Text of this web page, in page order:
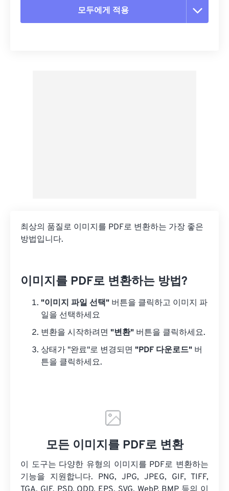
모두에게 적용
최상의 품질로 이미지를 PDF로 변환하는 가장 좋은
방법입니다.
이미지를 PDF로 변환하는 방법?
"이미지 파일 선택" 버튼을 클릭하고 이미지 파
일을 선택하세요
변환을 시작하려면 "변환" 버튼을 클릭하세요.
상태가 "완료"로 변경되면 "PDF 다운로드" 버
튼을 클릭하세요.
모든 이미지를 PDF로 변환
이 도구는 다양한 유형의 이미지를 PDF로 변환하는
기능을 지원합니다. PNG, JPG, JPEG, GIF, TIFF,